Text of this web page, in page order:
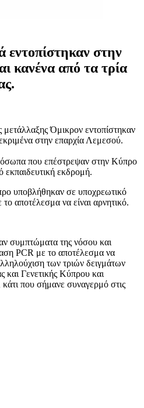
εντοπίστηκαν στην
κανένα από τα τρία
μετάλλαξης Όμικρον εντοπίστηκαν
στην επαρχία Λεμεσού.
που επέστρεψαν στην Κύπρο
εκπαιδευτική εκδρομή.
υποβλήθηκαν σε υποχρεωτικό
το αποτέλεσμα να είναι αρνητικό.
συμπτώματα της νόσου και
PCR με το αποτέλεσμα να
των τριών δειγμάτων
και Γενετικής Κύπρου και
που σήμανε συναγερμό στις